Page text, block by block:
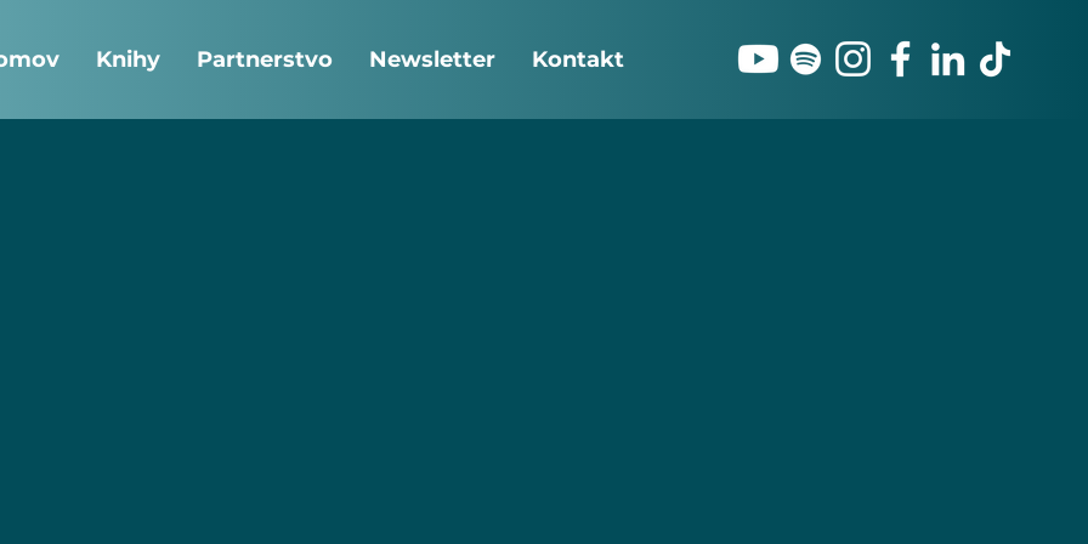
Knihy Partnerstvo Newsletter Kontakt